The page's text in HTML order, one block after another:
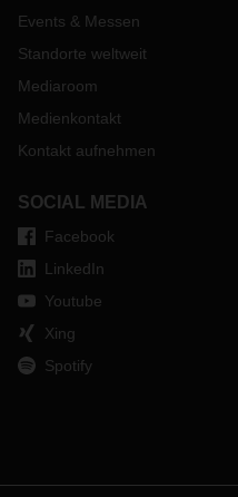
Events & Messen
Standorte weltweit
Mediaroom
Medienkontakt
Kontakt aufnehmen
SOCIAL MEDIA
Facebook
LinkedIn
Youtube
Xing
Spotify